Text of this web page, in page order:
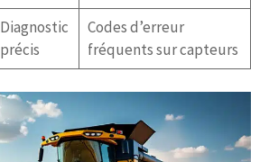
Diagnostic
précis
Codes d’erreur
fréquents sur capteurs